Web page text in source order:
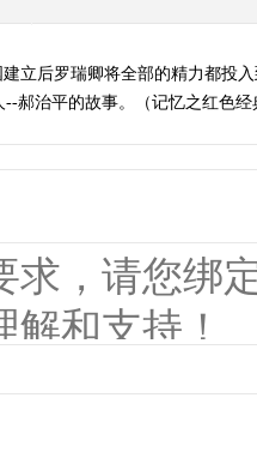
立后罗瑞卿将全部的精力都投
郝治平的故事。（记忆之红色经